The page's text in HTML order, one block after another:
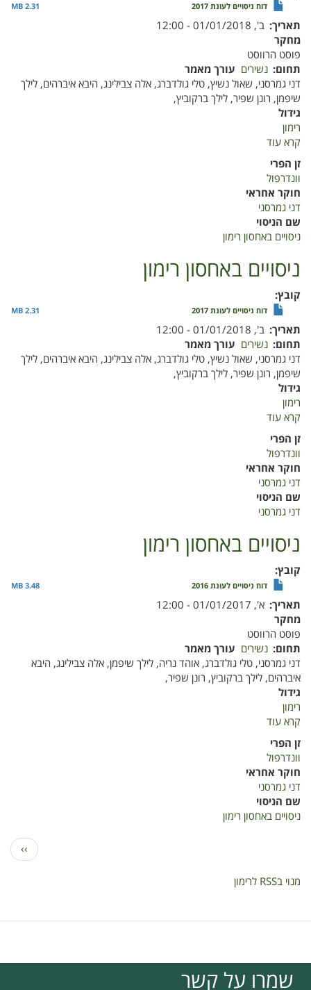
ודינוג
2006
דוח ניסויים לעונת 2017 2.31 MB
תאריך ב', 01/01/2018 - 12:00
מחקר
פוסט הרווסט
תחום נשירים עורך מאמר
דני גמרסני, שאול נשיץ, טלי גולדברג, אלה צבילינג, היבא איברהים, לילך
שיפמן, רונן שפיר, לילך ברקוביץ,
גידול
רימון
קרא עוד
זן הפרי
וונדרפול
חוקר אחראי
דני גמרסני
שם הניסוי
ניסויים באחסון רימון
ניסויים באחסון רימון
קובץ
דוח ניסויים לעונת 2017 2.31 MB
תאריך ב', 01/01/2018 - 12:00
תחום נשירים עורך מאמר
דני גמרסני, שאול נשיץ, טלי גולדברג, אלה צבילינג, היבא איברהים, לילך
שיפמן, רונן שפיר, לילך ברקוביץ,
גידול
רימון
קרא עוד
זן הפרי
וונדרפול
חוקר אחראי
דני גמרסני
שם הניסוי
דני גמרסני
ניסויים באחסון רימון
קובץ
דוח ניסויים לעונת 2016 3.48 MB
תאריך א', 01/01/2017 - 12:00
מחקר
פוסט הרווסט
תחום נשירים עורך מאמר
דני גמרסני, טלי גולדברג, אוהד נריה, לילך שיפמן, אלה צבילינג, היבא
איברהים, לילך ברקוביץ, רונן שפיר,
גידול
רימון
קרא עוד
זן הפרי
וונדרפול
חוקר אחראי
דני גמרסני
שם הניסוי
ניסויים באחסון רימון
הדף
הבא
››
מנוי בRSS לרימון
שמרו על קשר